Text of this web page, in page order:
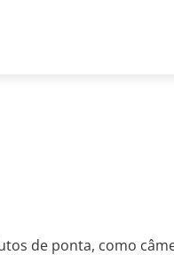
de ponta, como